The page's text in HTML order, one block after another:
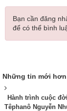
Bạn cần đăng
để có thể bình
Những tin mới hơn
Hành trình cuộc
Têphanô Nguyễn